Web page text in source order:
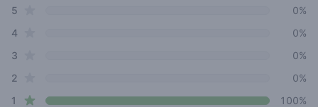
Review data
5
0%
4star reviews
0%
3
0%
2
0%
1 star reviews 100%